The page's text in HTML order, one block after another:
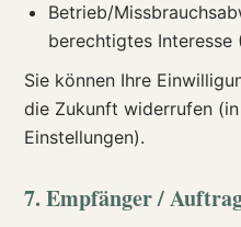
Betrieb/
berechtigtes Interesse
Sie können Ihre
die Zukunft widerrufen
Einstellungen).
7. Empfänger /